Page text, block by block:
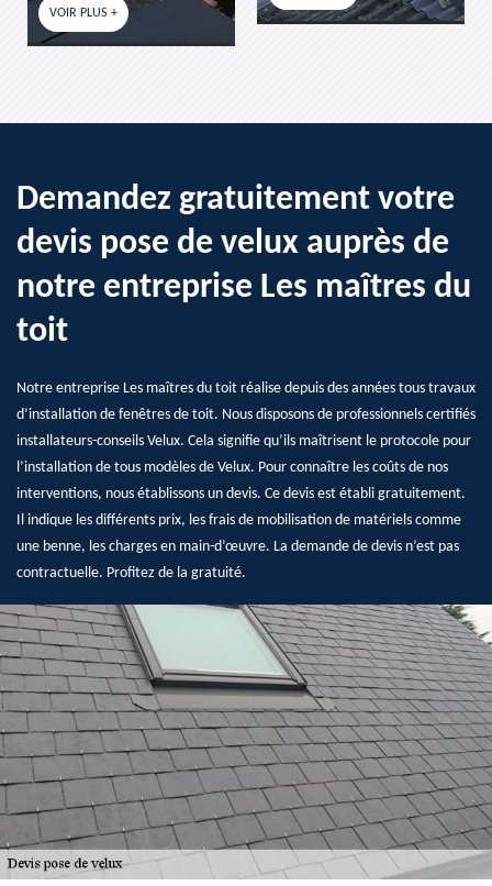
Demandez gratuitement votre
devis pose de velux auprès de
notre entreprise Les maîtres du
toit
Notre entreprise Les maîtres du toit réalise depuis des années tous travaux
d’installation de fenêtres de toit. Nous disposons de professionnels certifiés
installateurs-conseils Velux. Cela signifie qu’ils maîtrisent le protocole pour
l’installation de tous modèles de Velux. Pour connaître les coûts de nos
interventions, nous établissons un devis. Ce devis est établi gratuitement.
Il indique les différents prix, les frais de mobilisation de matériels comme
une benne, les charges en main-d’œuvre. La demande de devis n’est pas
contractuelle. Profitez de la gratuité.